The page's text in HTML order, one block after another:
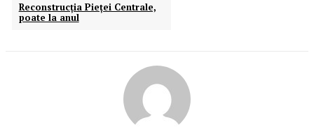
Reconstrucţia Pieţei Centrale,
poate la anul